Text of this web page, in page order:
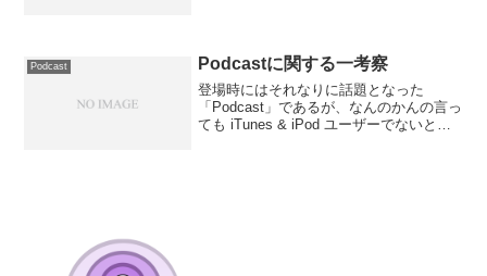
Podcast Podcastに関する一考察
登場時にはそれなりに話題となった
「Podcast」であるが、なんのかんの言っ
ても iTunes & iPod ユーザーでないと、